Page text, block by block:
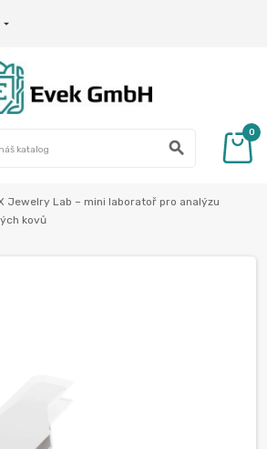

search
0
Jewelry Lab – mini laboratoř pro analýzu
kovů